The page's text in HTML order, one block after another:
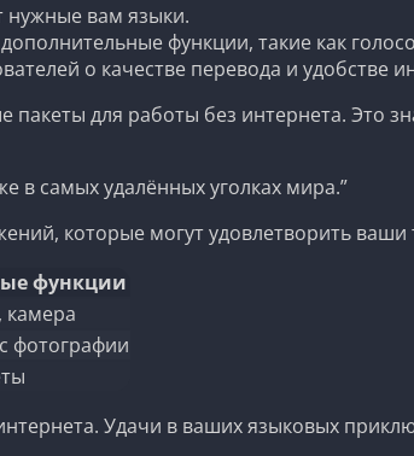
нужные вам языки.
функции, такие как
о качестве перевода и удобстве
для работы без интернета. Это
в самых удалённых уголках мира.”
которые могут удовлетворить ваши
функции
камера
фотографии
Удачи в ваших языковых